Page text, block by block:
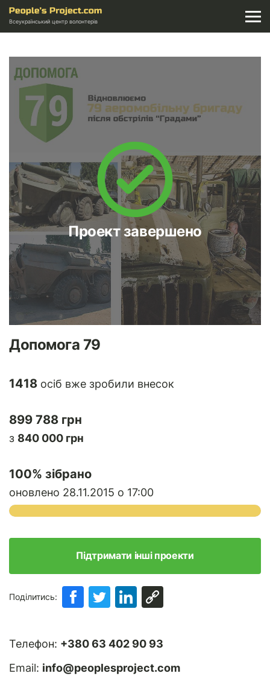
Всеукраїнський центр волонтерів
Проект завершено
Допомога 79
1418 осіб вже зробили внесок
899 788 грн
з 840 000 грн
100% зібрано
оновлено 28.11.2015 о 17:00
Підтримати інші проекти
Поділитись:
Телефон: +380 63 402 90 93
Email: info@peoplesproject.com